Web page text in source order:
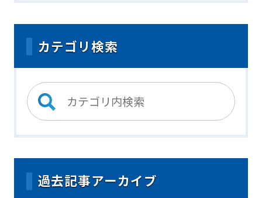
カテゴリ検索
過去記事アーカイブ